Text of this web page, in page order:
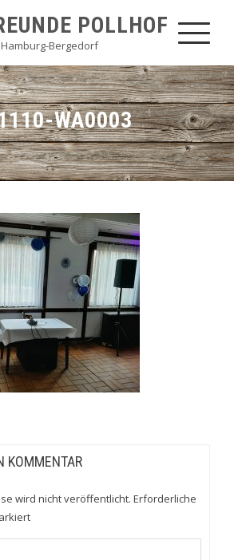
POLLHOF
Bergedorf
WA0003
KOMMENTAR
wird nicht veröffentlicht. Erforderliche